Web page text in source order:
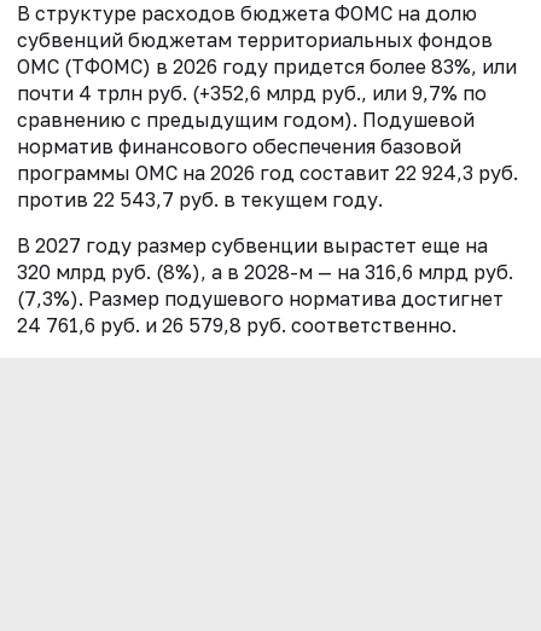
В структуре расходов бюджета ФОМС на долю
субвенций бюджетам территориальных фондов
ОМС (ТФОМС) в 2026 году придется более 83%, или
почти 4 трлн руб. (+352,6 млрд руб., или 9,7% по
сравнению с предыдущим годом). Подушевой
норматив финансового обеспечения базовой
программы ОМС на 2026 год составит 22 924,3 руб.
против 22 543,7 руб. в текущем году.
В 2027 году размер субвенции вырастет еще на
320 млрд руб. (8%), а в 2028-м — на 316,6 млрд руб.
(7,3%). Размер подушевого норматива достигнет
24 761,6 руб. и 26 579,8 руб. соответственно.